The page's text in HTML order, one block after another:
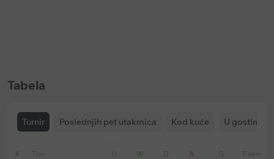
Tabela
Turnir Poslednjih pet utakmica Kod kuće U gostima
# Tim U W D A G Poeni